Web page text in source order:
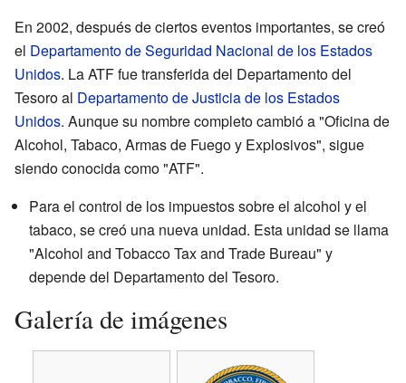
En 2002, después de ciertos eventos importantes, se creó
el Departamento de Seguridad Nacional de los Estados
Unidos. La ATF fue transferida del Departamento del
Tesoro al Departamento de Justicia de los Estados
Unidos. Aunque su nombre completo cambió a "Oficina de
Alcohol, Tabaco, Armas de Fuego y Explosivos", sigue
siendo conocida como "ATF".
Para el control de los impuestos sobre el alcohol y el
tabaco, se creó una nueva unidad. Esta unidad se llama
"Alcohol and Tobacco Tax and Trade Bureau" y
depende del Departamento del Tesoro.
Galería de imágenes